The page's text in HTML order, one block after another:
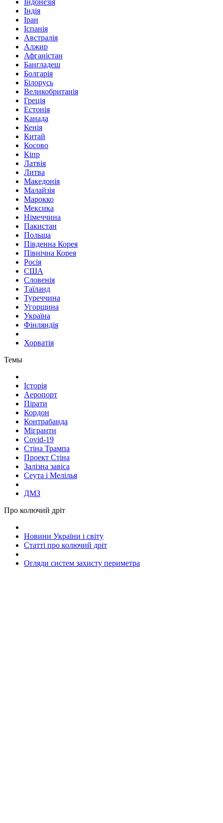
Індія
Іран
Іспанія
Австралія
Алжир
Афганістан
Бангладеш
Болгарія
Білорусь
Великобританія
Греція
Естонія
Канада
Кенія
Китай
Косово
Кіпр
Латвія
Литва
Македонія
Малайзія
Марокко
Мексика
Німеччина
Пакистан
Польща
Південна Корея
Північна Корея
Росія
США
Словенія
Таїланд
Туреччина
Угорщина
Україна
Фінляндія
Хорватія
Темы
Історія
Аеропорт
Пірати
Кордон
Контрабанда
Мігранти
Covid-19
Стіна Трампа
Проект Стіна
Залізна завіса
Сеута і Мелілья
ДМЗ
Про колючий дріт
Новини України і світу
Статті про колючий дріт
Огляди систем захисту периметра